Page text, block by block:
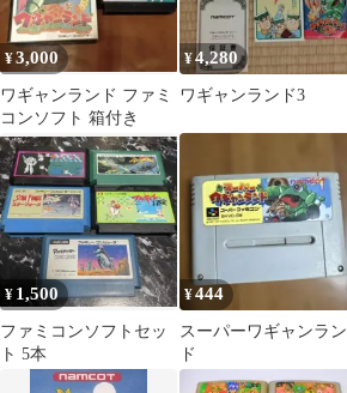
¥3,000
ワギャンランド ファミ
コンソフト 箱付き
¥4,280
ワギャンランド3
¥ 1,500
ファミコンソフトセッ
ト 5本
¥444
スーパーワギャンラン
ド